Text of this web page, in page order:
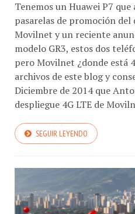
Tenemos un Huawei P7
pasarelas de promoción del
Movilnet y un reciente
modelo GR3, estos dos
pero Movilnet ¿donde está
archivos de este blog y
Diciembre de 2014 que
despliegue 4G LTE de
SEGUIR LEYENDO